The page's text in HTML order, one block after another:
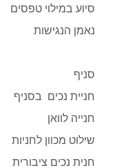
סיוע במילוי טפסים
נאמן הנגישות
סניף
חניית נכים בסניף
חנייה לוואן
שילוט מכוון לחניות
חנית נכים ציבורית